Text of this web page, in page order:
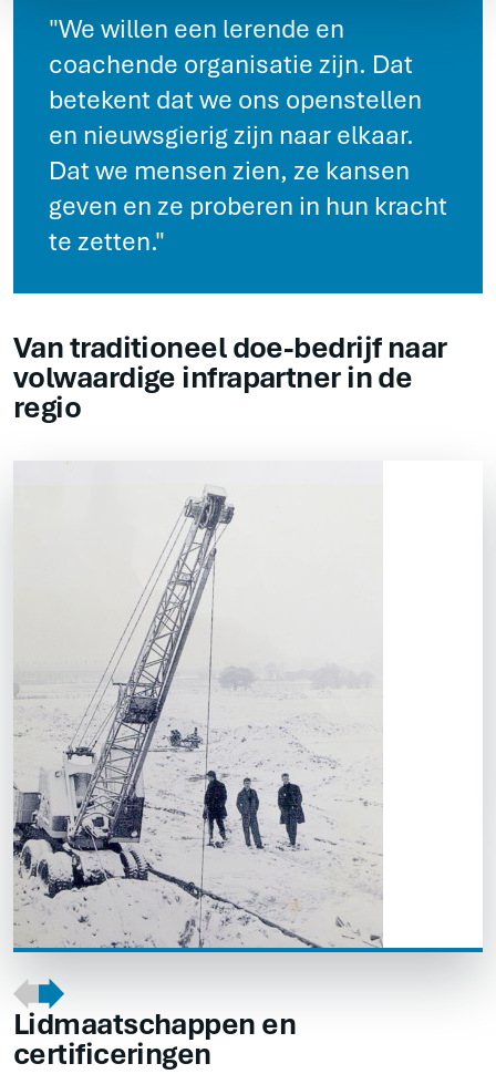
"We willen een lerende en
coachende organisatie zijn. Dat
betekent dat we ons openstellen
en nieuwsgierig zijn naar elkaar.
Dat we mensen zien, ze kansen
geven en ze proberen in hun kracht
te zetten."
Van traditioneel doe-bedrijf naar
volwaardige infrapartner in de
regio
1963 - Henk, Frans en Gerard bij eerste
dragline
Lidmaatschappen en
certificeringen